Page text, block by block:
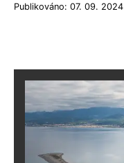
Publikováno: 07. 09. 2024